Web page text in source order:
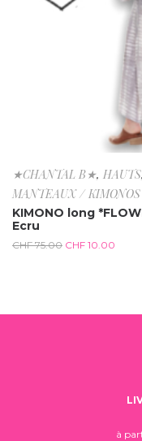
★CHANTAL B★, HAUTS,
MANTEAUX / KIMONOS
KIMONO long
Ecru
CHF75.00 CHF 10.00
à